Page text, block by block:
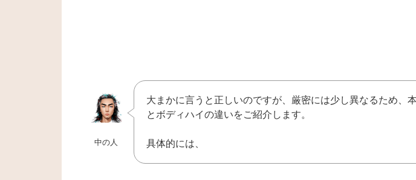
大まかに言うと正しいのですが、厳密には少し異なるため、
とボディハイの違いをご紹介します。
具体的には、
中の人